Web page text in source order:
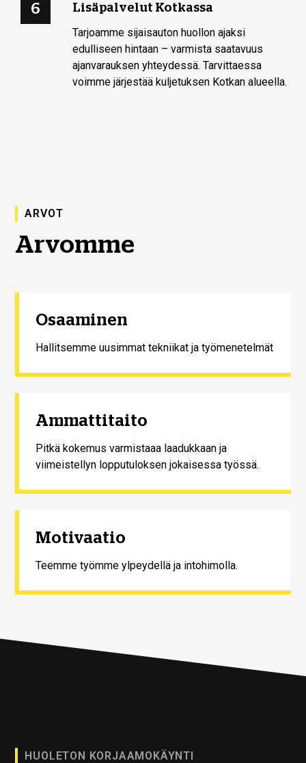
6 Lisäpalvelut Kotkassa
Tarjoamme sijaisauton huollon ajaksi
edulliseen hintaan – varmista saatavuus
ajanvarauksen yhteydessä. Tarvittaessa
voimme järjestää kuljetuksen Kotkan alueella.
ARVOT
Arvomme
Osaaminen
Hallitsemme uusimmat tekniikat ja työmenetelmät
Ammattitaito
Pitkä kokemus varmistaaa laadukkaan ja
viimeistellyn lopputuloksen jokaisessa työssä.
Motivaatio
Teemme työmme ylpeydellä ja intohimolla.
HUOLETON KORJAAMOKÄYNTI